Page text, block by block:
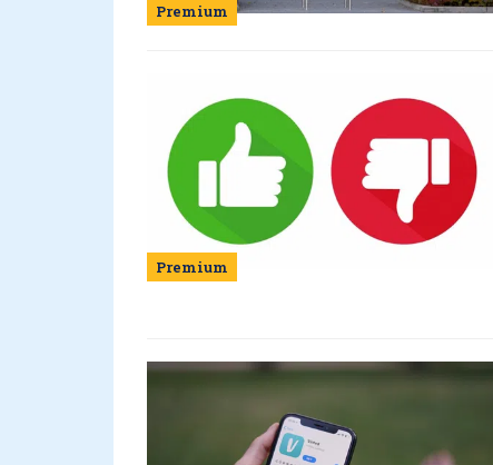
Premium
Premium